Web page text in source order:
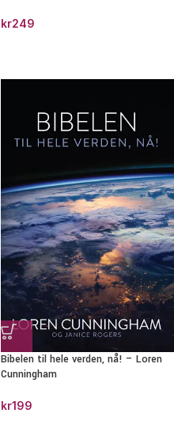
kr249
Bibelen til hele verden, nå! – Loren
Cunningham
kr199